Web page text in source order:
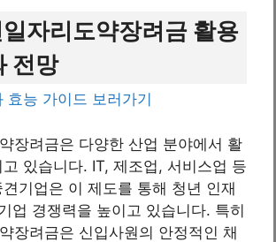
자리도약장려금 활용
전망
효능 가이드 보러가기
장려금은 다양한 산업 분야에서 활
있습니다. IT, 제조업, 서비스업 등
기업은 이 제도를 통해 청년 인재
업 경쟁력을 높이고 있습니다. 특히
장려금은 신입사원의 안정적인 채